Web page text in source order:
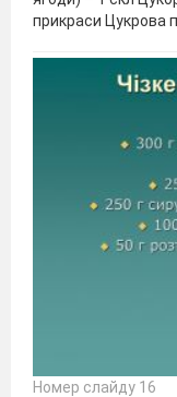
прикраси Цукрова
Номер слайду 16